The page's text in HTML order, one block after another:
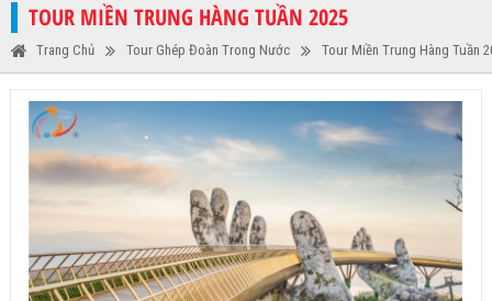
TOUR MIỀN TRUNG HÀNG TUẦN 2025
Trang Chủ Tour Ghép Đoàn Trong Nước Tour Miền Trung Hàng Tuần